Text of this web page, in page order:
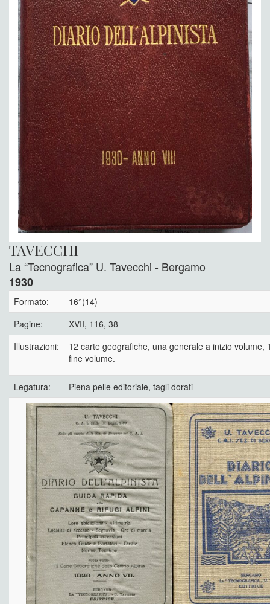
TAVECCHI
La “Tecnografica” U. Tavecchi - Bergamo
1930
Formato:
16°(14)
Pagine:
XVII, 116, 38
Illustrazioni:
12 carte geografiche, una generale a inizio volume,
fine volume.
Legatura: Piena pelle editoriale, tagli dorati